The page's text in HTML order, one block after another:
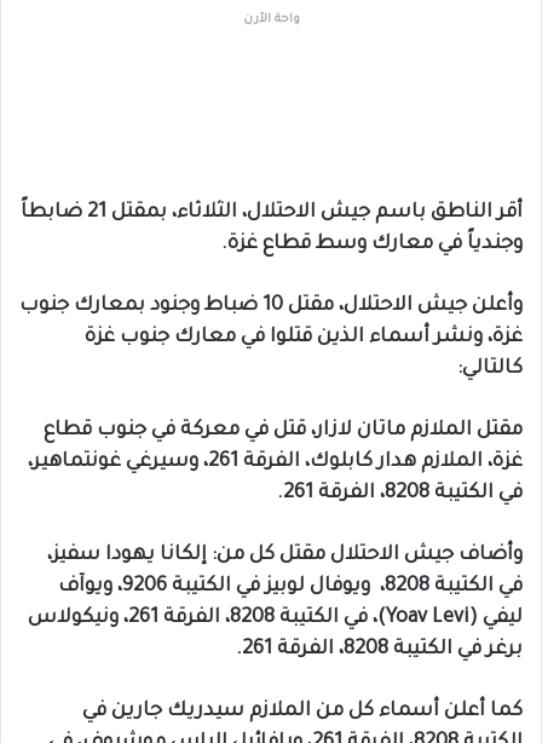
واحة الأرن
أقر الناطق باسم جيش الاحتلال، الثلاثاء، بمقتل 21 ضابطاً
وجندياً في معارك وسط قطاع غزة.
وأعلن جيش الاحتلال، مقتل 10 ضباط وجنود بمعارك جنوب
غزة، ونشر أسماء الذين قتلوا في معارك جنوب غزة
كالتالي:
مقتل الملازم ماتان لازار، قتل في معركة في جنوب قطاع
غزة، الملازم هدار كابلوك، الفرقة 261، وسيرغي غونتماهير،
في الكتيبة 8208، الفرقة 261.
وأضاف جيش الاحتلال مقتل كل من: إلكانا يهودا سفيز،
في الكتيبة 8208، ويوفال لوبيز في الكتيبة 9206، ويوآف
ليفي (Yoav Levi)، في الكتيبة 8208، الفرقة 261، ونيكولاس
برغر في الكتيبة 8208، الفرقة 261.
كما أعلن أسماء كل من الملازم سيدريك جارين في